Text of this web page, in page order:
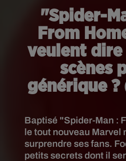
"Spider-
From
veulent dire
scènes
générique
Baptisé "Spider-Man :
le tout nouveau Marvel
surprendre ses fans.
petits secrets dont il